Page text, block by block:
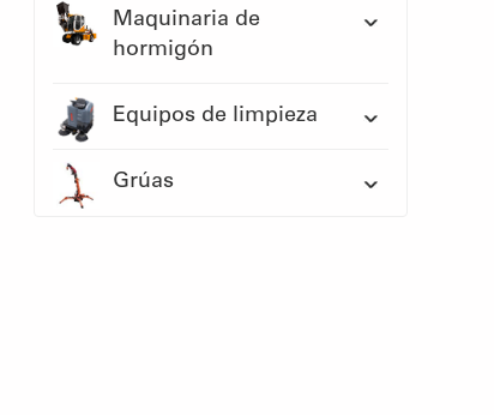
Maquinaria de
hormigón
Equipos de limpieza
Grúas